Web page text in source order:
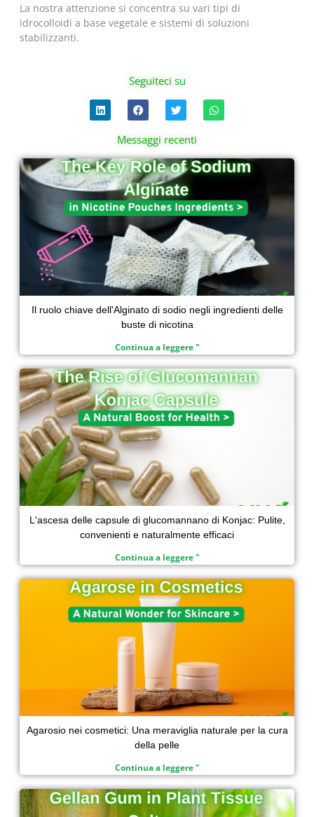
La nostra attenzione si concentra su vari tipi di
idrocolloidi a base vegetale e sistemi di soluzioni
stabilizzanti.
Seguiteci su
L
i
n
d
i
n
F
a
c
e
b
o
o
k
T
w
i
t
t
e
r
W
h
a
a
p
p
Messaggi recenti
Il ruolo chiave dell'Alginato di sodio negli ingredienti delle
buste di nicotina
Continua a leggere "
L'ascesa delle capsule di glucomannano di Konjac: Pulite,
convenienti e naturalmente efficaci
Continua a leggere "
Agarosio nei cosmetici: Una meraviglia naturale per la cura
della pelle
Continua a leggere "
PaginaPaginaPaginaPagina